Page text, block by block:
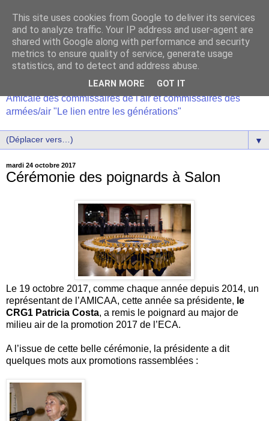
Amicale des commissaires de l'air et commissaires des
armées/air "Le lien entre les générations"
▼
mardi 24 octobre 2017
Cérémonie des poignards à Salon
Le 19 octobre 2017, comme chaque année depuis 2014, un
représentant de l’AMICAA, cette année sa présidente, le
CRG1 Patricia Costa, a remis le poignard au major de
milieu air de la promotion 2017 de l’ECA.
A l’issue de cette belle cérémonie, la présidente a dit
quelques mots aux promotions rassemblées :
This site uses cookies from Google to deliver its services
and to analyze traffic. Your IP address and user-agent are
shared with Google along with performance and security
metrics to ensure quality of service, generate usage
statistics, and to detect and address abuse.
LEARN MORE GOT IT